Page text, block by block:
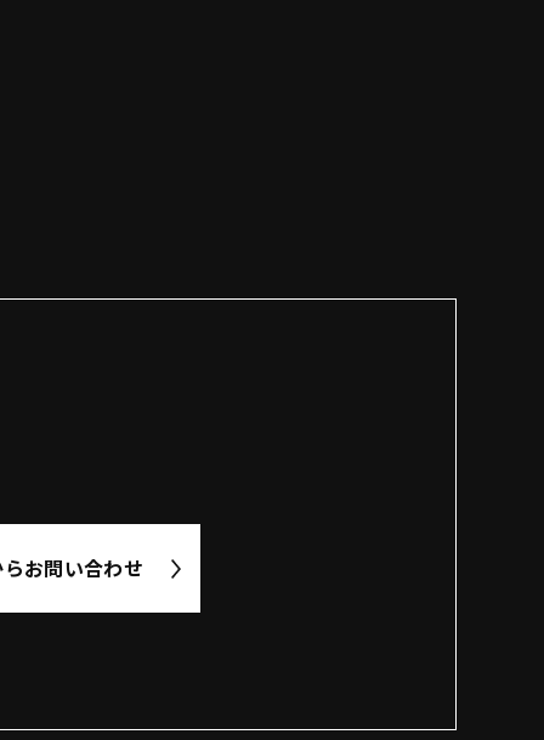
お問い合わせ